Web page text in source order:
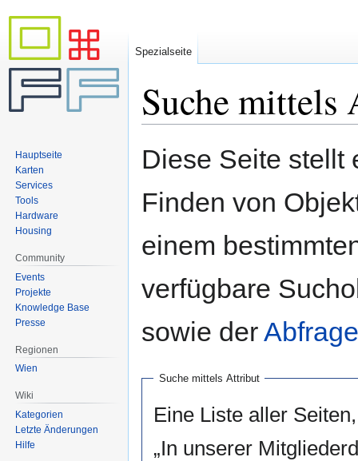
Suche
Navigation
Suche
Diese Seite
Finden von
einem
verfügbare
sowie der
Suche mittels Attribut
Eine Liste aller
„In unserer
Spezialseite
Hauptseite
Karten
Services
Tools
Hardware
Housing
Community
Events
Projekte
Knowledge Base
Presse
Regionen
Wien
Wiki
Kategorien
Letzte Änderungen
Hilfe